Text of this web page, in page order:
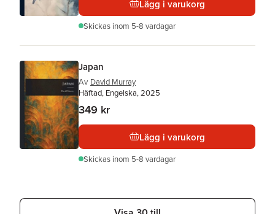
Lägg i varukorg
Skickas inom 5-8 vardagar
Japan
Av David Murray
Häftad, Engelska, 2025
349 kr
Lägg i varukorg
Skickas inom 5-8 vardagar